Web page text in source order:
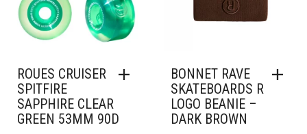
ROUES CRUISER
SPITFIRE
SAPPHIRE CLEAR
GREEN 53MM 90D
BONNET RAVE
SKATEBOARDS R
LOGO BEANIE –
DARK BROWN